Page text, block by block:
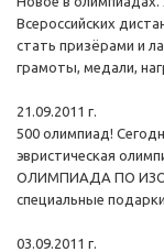
Всероссийских
стать призёрами и
грамоты, медали,
21.09.2011 г.
500 олимпиад!
эвристическая
ОЛИМПИАДА ПО
специальные
03.09.2011 г.